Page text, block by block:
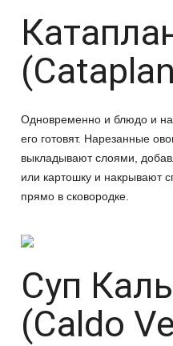
Одновременно и блюдо и
его готовят. Нарезанные
выкладывают слоями,
или картошку и накрывают
прямо в сковородке.
Суп
(Caldo